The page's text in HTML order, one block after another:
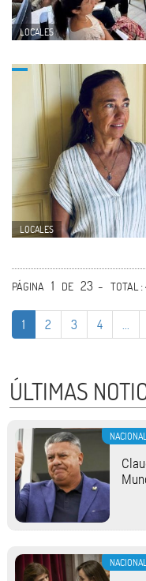
LOCALES
LOCALES
PÁGINA 1 DE 23 - TOTAL:
1 2 3 4
ÚLTIMAS